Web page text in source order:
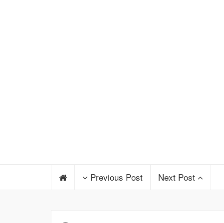
Previous Post Next Post